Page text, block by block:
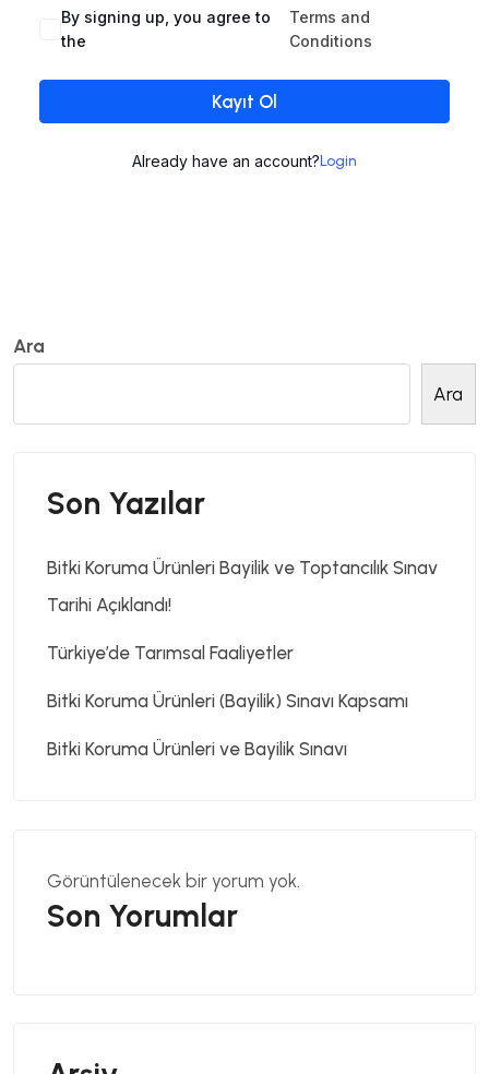
By signing up, you agree to
the
Terms and
Conditions
Kayıt Ol
Already have an account?Login
Ara
Ara
Son Yazılar
Bitki Koruma Ürünleri Bayilik ve Toptancılık Sınav
Tarihi Açıklandı!
Türkiye’de Tarımsal Faaliyetler
Bitki Koruma Ürünleri (Bayilik) Sınavı Kapsamı
Bitki Koruma Ürünleri ve Bayilik Sınavı
Görüntülenecek bir yorum yok.
Son Yorumlar